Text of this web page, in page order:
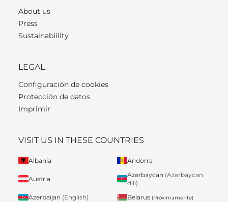
About us
Press
Sustainablility
LEGAL
Configuración de cookies
Protección de datos
Imprimir
VISIT US IN THESE COUNTRIES
Albania Andorra
Austria
Azərbaycan (Azərbaycan
dili)
Azerbaijan (English) Belarus (Próximamente)